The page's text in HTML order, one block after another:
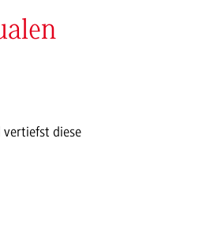
vertiefst diese